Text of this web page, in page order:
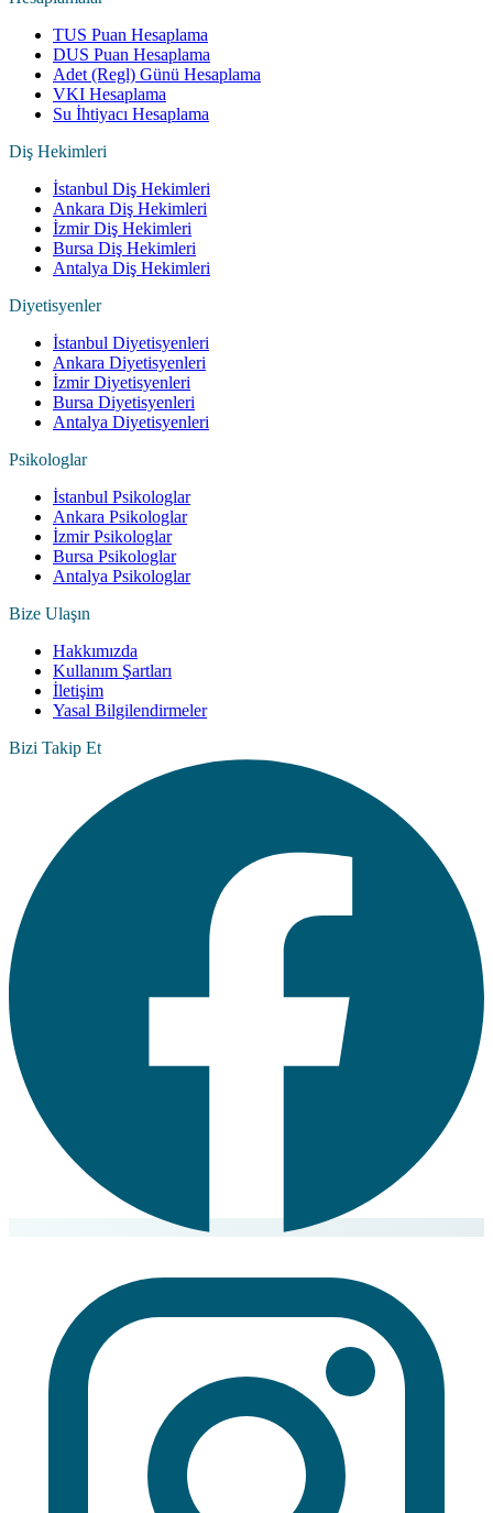
TUS Puan Hesaplama
DUS Puan Hesaplama
Adet (Regl) Günü Hesaplama
VKI Hesaplama
Su İhtiyacı Hesaplama
Diş Hekimleri
İstanbul Diş Hekimleri
Ankara Diş Hekimleri
İzmir Diş Hekimleri
Bursa Diş Hekimleri
Antalya Diş Hekimleri
Diyetisyenler
İstanbul Diyetisyenleri
Ankara Diyetisyenleri
İzmir Diyetisyenleri
Bursa Diyetisyenleri
Antalya Diyetisyenleri
Psikologlar
İstanbul Psikologlar
Ankara Psikologlar
İzmir Psikologlar
Bursa Psikologlar
Antalya Psikologlar
Bize Ulaşın
Hakkımızda
Kullanım Şartları
İletişim
Yasal Bilgilendirmeler
Bizi Takip Et